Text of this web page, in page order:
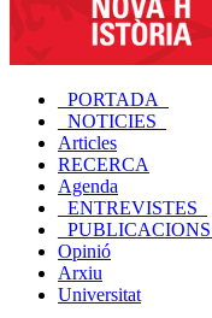
_PORTADA_
_NOTICIES_
Articles
RECERCA
Agenda
_ENTREVISTES_
_PUBLICACIONS_
Opinió
Arxiu
Universitat